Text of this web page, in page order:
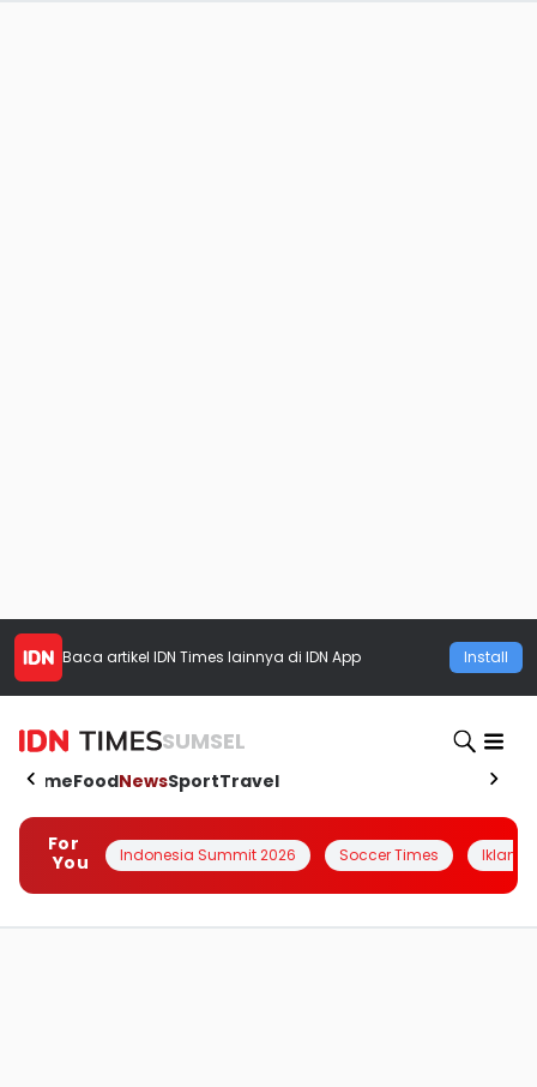
Baca artikel IDN Times lainnya di IDN App Install
SUMSEL
HomeFoodNewsSportTravel
For
You
Indonesia Summit 2026 Soccer Times Iklanin